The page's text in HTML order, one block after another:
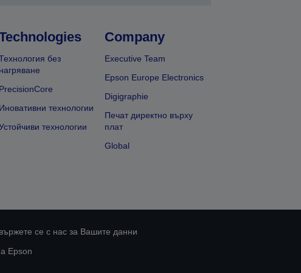
без
нагряване
PrecisionCore
Иновативни технологии
технологии
Company
Executive Team
Epson Europe Electronics
Digigraphie
Печат директно върху
плат
Global
се с нас за Вашите данни
Epson